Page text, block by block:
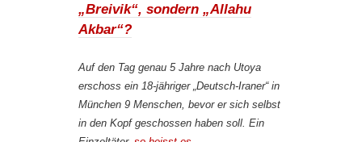
„Breivik“, sondern „Allahu
Akbar“?
Auf den Tag genau 5 Jahre nach Utoya
erschoss ein 18-jähriger „Deutsch-Iraner“ in
München 9 Menschen, bevor er sich selbst
in den Kopf geschossen haben soll. Ein